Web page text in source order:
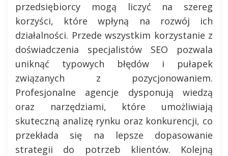
przedsiębiorcy mogą liczyć na szereg
korzyści, które wpłyną na rozwój ich
działalności. Przede wszystkim korzystanie z
doświadczenia specjalistów SEO pozwala
uniknąć typowych błędów i pułapek
związanych z pozycjonowaniem.
Profesjonalne agencje dysponują wiedzą
oraz narzędziami, które umożliwiają
skuteczną analizę rynku oraz konkurencji, co
przekłada się na lepsze dopasowanie
strategii do potrzeb klientów. Kolejną